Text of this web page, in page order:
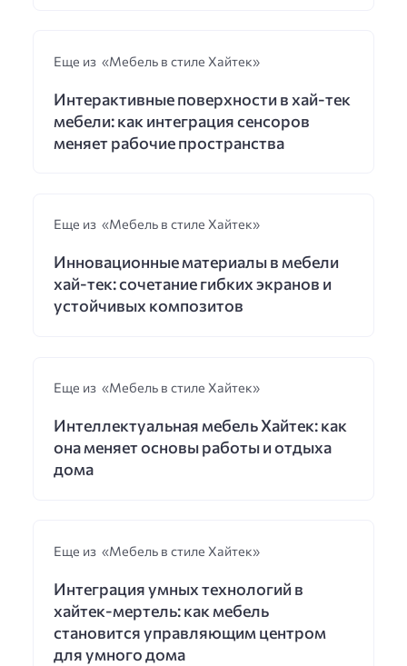
Еще из «Мебель в стиле Хайтек»
Интерактивные поверхности в хай-тек
мебели: как интеграция сенсоров
меняет рабочие пространства
Еще из «Мебель в стиле Хайтек»
Инновационные материалы в мебели
хай-тек: сочетание гибких экранов и
устойчивых композитов
Еще из «Мебель в стиле Хайтек»
Интеллектуальная мебель Хайтек: как
она меняет основы работы и отдыха
дома
Еще из «Мебель в стиле Хайтек»
Интеграция умных технологий в
хайтек-мертель: как мебель
становится управляющим центром
для умного дома